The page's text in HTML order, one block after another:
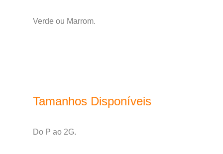
Verde ou Marrom.
Tamanhos Disponíveis
Do P ao 2G.